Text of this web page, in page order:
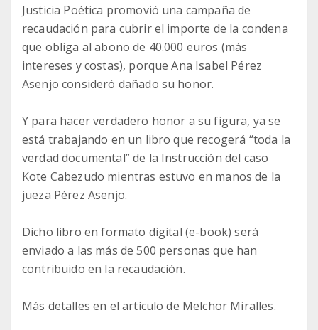
Justicia Poética promovió una campaña de
recaudación para cubrir el importe de la condena
que obliga al abono de 40.000 euros (más
intereses y costas), porque Ana Isabel Pérez
Asenjo consideró dañado su honor.
Y para hacer verdadero honor a su figura, ya se
está trabajando en un libro que recogerá “toda la
verdad documental” de la Instrucción del caso
Kote Cabezudo mientras estuvo en manos de la
jueza Pérez Asenjo.
Dicho libro en formato digital (e-book) será
enviado a las más de 500 personas que han
contribuido en la recaudación.
Más detalles en el artículo de Melchor Miralles.